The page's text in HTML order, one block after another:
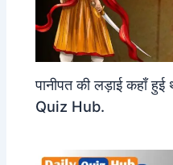
पानीपत की लड़ाई कहाँ
Quiz Hub.